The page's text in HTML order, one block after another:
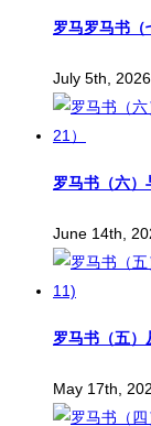
罗马罗马书（
July 5th, 2026
罗马书（六）
June 14th,
罗马书（五）
May 17th,